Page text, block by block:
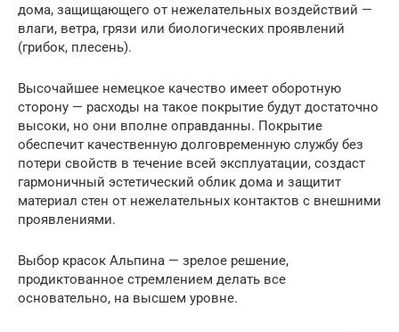
дома, защищающего от нежелательных воздействий —
влаги, ветра, грязи или биологических проявлений
(грибок, плесень).
Высочайшее немецкое качество имеет оборотную
сторону — расходы на такое покрытие будут достаточно
высоки, но они вполне оправданны. Покрытие
обеспечит качественную долговременную службу без
потери свойств в течение всей эксплуатации, создаст
гармоничный эстетический облик дома и защитит
материал стен от нежелательных контактов с внешними
проявлениями.
Выбор красок Альпина — зрелое решение,
продиктованное стремлением делать все
основательно, на высшем уровне.